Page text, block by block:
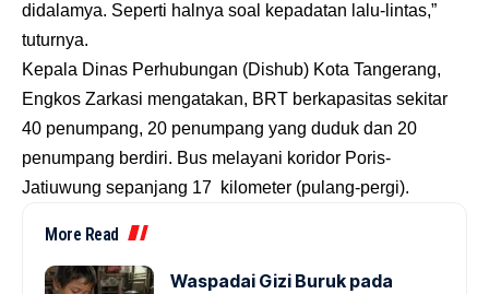
didalamya. Seperti halnya soal kepadatan lalu-lintas,”
tuturnya.
Kepala Dinas Perhubungan (Dishub) Kota Tangerang,
Engkos Zarkasi mengatakan, BRT berkapasitas sekitar
40 penumpang, 20 penumpang yang duduk dan 20
penumpang berdiri. Bus melayani koridor Poris-
Jatiuwung sepanjang 17 kilometer (pulang-pergi).
More Read
Waspadai Gizi Buruk pada